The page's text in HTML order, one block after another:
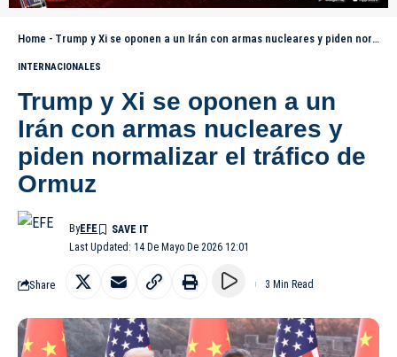
Home - Trump y Xi se oponen a un Irán con armas nucleares y piden normalizar el tráfico de Ormuz
INTERNACIONALES
Trump y Xi se oponen a un
Irán con armas nucleares y
piden normalizar el tráfico de
Ormuz
Last Updated: 14 De Mayo De 2026 12:01
ByEFE
Share 3 Min Read